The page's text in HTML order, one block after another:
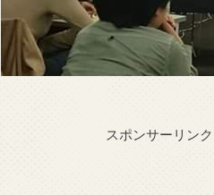
スポンサーリンク